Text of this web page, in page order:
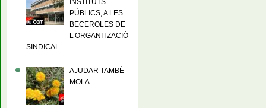
PÚBLICS, A LES
BECEROLES DE
L’ORGANITZACIÓ
SINDICAL
AJUDAR TAMBÉ
MOLA